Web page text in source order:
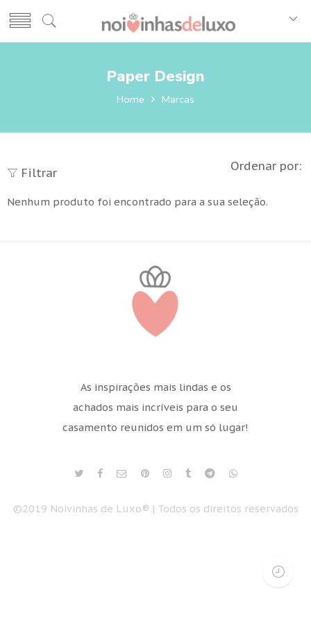
Paper Design
Home Marcas
Filtrar Ordenar por:
Nenhum produto foi encontrado para a sua seleção.
As inspirações mais lindas e os
achados mais incríveis para o seu
casamento reunidos em um só lugar!
©2019 Noivinhas de Luxo® | Todos os direitos reservados